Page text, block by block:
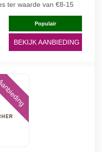
ter waarde van €8-15
Populair
BEKIJK AANBIEDING